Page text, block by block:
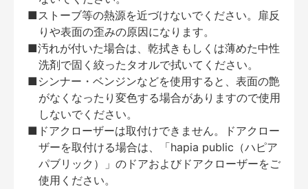
■ストーブ等の熱源を近づけないでください。扉反
りや表面の歪みの原因になります。
■汚れが付いた場合は、乾拭きもしくは薄めた中性
洗剤で固く絞ったタオルで拭いてください。
■シンナー・ベンジンなどを使用すると、表面の艶
がなくなったり変色する場合がありますので使用
しないでください。
■ドアクローザーは取付けできません。ドアクロー
ザーを取付ける場合は、「hapia public（ハピア
パブリック）」のドアおよびドアクローザーをご
使用ください。